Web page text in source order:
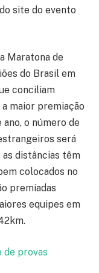
site do evento
Maratona de
do Brasil em
conciliam
maior premiação
o número de
será
distâncias têm
colocados no
premiadas
equipes em
de provas